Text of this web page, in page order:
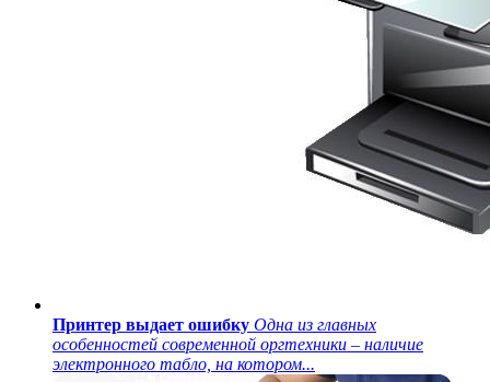
Принтер выдает ошибку Одна из главных
особенностей современной оргтехники – наличие
электронного табло, на котором...